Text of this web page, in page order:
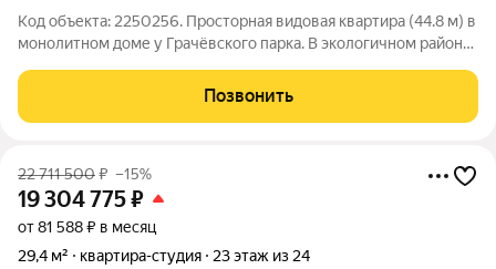
Код объекта: 2250256. Просторная видовая квартира (44.8 м) в
монолитном доме у Грачёвского парка. В экологичном районе
дома). Без обременений. Свободная продажа Транспортная
доступность: До
Позвонить
22 711 500₽ –15%
19 304 775₽
от 81 588 ₽ в месяц
29,4 м²
квартира-студия 23 этаж из 24